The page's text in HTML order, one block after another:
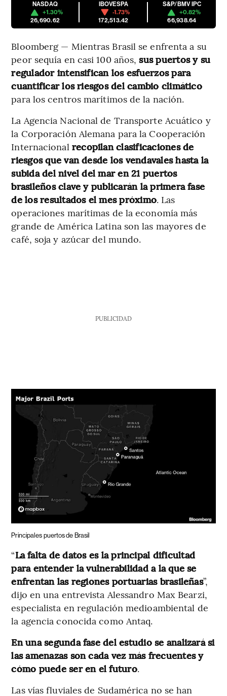
NASDAQ
+1.30%
26,690.62
IBOVESPA
-1.73%
172,513.42
S&P/BMV IPC
+0.82%
66,938.64
Bloomberg — Mientras Brasil se enfrenta a su
peor sequía en casi 100 años,sus puertos y su
regulador intensifican los esfuerzos para
cuantificar los riesgos del cambio climático
para los centros marítimos de la nación.
La Agencia Nacional de Transporte Acuático y
la Corporación Alemana para la Cooperación
Internacional recopilan clasificaciones de
riesgos que van desde los vendavales hasta la
subida del nivel del mar en 21 puertos
brasileños clave y publicarán la primera fase
de los resultados el mes próximo. Las
operaciones marítimas de la economía más
grande de América Latina son las mayores de
café, soja y azúcar del mundo.
PUBLICIDAD
Principales puertos de Brasil
“La falta de datos es la principal dificultad
para entender la vulnerabilidad a la que se
enfrentan las regiones portuarias brasileñas”,
dijo en una entrevista Alessandro Max Bearzi,
especialista en regulación medioambiental de
la agencia conocida como Antaq.
En una segunda fase del estudio se analizará si
las amenazas son cada vez más frecuentes y
cómo puede ser en el futuro.
Las vías fluviales de Sudamérica no se han